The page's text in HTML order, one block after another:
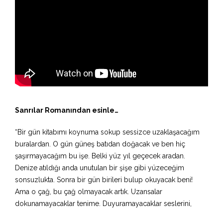
Sanrılar Romanından esinle…
“Bir gün kitabımı koynuma sokup sessizce uzaklaşacağım
buralardan. O gün güneş batıdan doğacak ve ben hiç
şaşırmayacağım bu işe. Belki yüz yıl geçecek aradan.
Denize atıldığı anda unutulan bir şişe gibi yüzeceğim
sonsuzlukta. Sonra bir gün birileri bulup okuyacak beni!
Ama o çağ, bu çağ olmayacak artık. Uzansalar
dokunamayacaklar tenime. Duyuramayacaklar seslerini,